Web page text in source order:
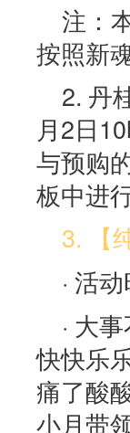
注：
按照新
2. 丹
月2日
与预购
板中进
3. 【
· 活
· 大
快快乐
痛了酸
小月带